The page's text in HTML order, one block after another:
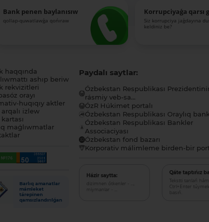
Bank penen baylanısıw
qollap-quwatlawǵa qońıraw
Korrupciyaǵa qarsı
Siz korrupciya jaǵdayına
keldiniz be?
haqqında
ashıp beriw
rekvizitleri
orayı
huqıqıy aktler
arqalı izlew
maǵlıwmatlar
Barlıq amanatlar
mámleket
tárepinen
qamsızlandırılǵan
Paydalı saytlar:
Ózbekstan Respublikası
rásmiy veb-sa...
ÓzR Húkimet portalı
Ózbekstan Respublikası Oraylıq
Ózbekstan Respublikası Bankler
Associaciyası
Ózbekstan fond bazarı
Korporativ málimleme birden-bir
Házir saytta:
dizimnen ótkenler - ...,
miymanlar - ...
Qáte taptıńız
Tekstti tanlań hám
Ctrl+Enter
basıń.